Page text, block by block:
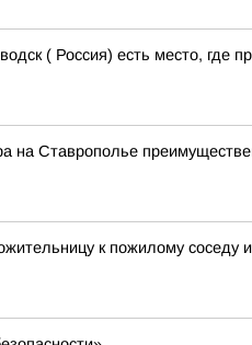
( Россия) есть место,
на Ставрополье
к пожилому соседу